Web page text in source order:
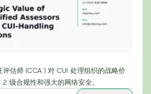
估师 (CCA™) 对 CUI 处理组织的战略价
级合规性和强大的网络安全。